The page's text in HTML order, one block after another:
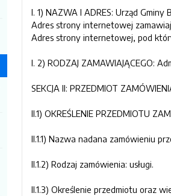
I. 1) NAZWA I ADRES: Urząd
Adres strony internetowej
Adres strony internetowej, pod
I. 2) RODZAJ ZAMAWIAJĄCEGO:
SEKCJA II: PRZEDMIOT
II.1) OKREŚLENIE PRZEDMIOTU
II.1.1) Nazwa nadana zamówieniu
II.1.2) Rodzaj zamówienia: usługi.
II.1.3) Określenie przedmiotu oraz